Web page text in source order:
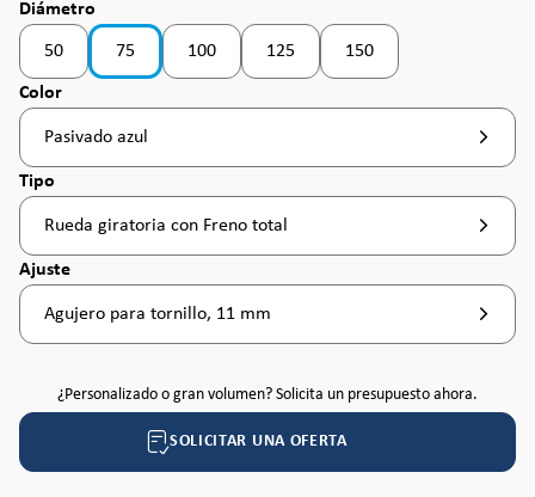
Seleccione
Diámetro
50
(Esta opción no está disponible en este momento. )
75 100
(Esta opción no está disponible en este momento.
125 150
Seleccione
Color
Pasivado azul
Seleccione
Tipo
Rueda giratoria con Freno total
Seleccione
Ajuste
Agujero para tornillo, 11 mm
¿Personalizado o gran volumen? Solicita un presupuesto ahora.
SOLICITAR UNA OFERTA